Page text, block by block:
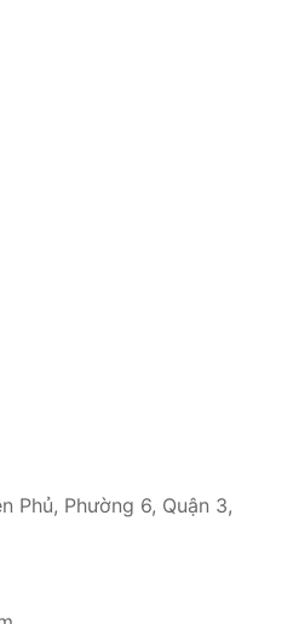
Phủ, Phường 6, Quận 3,